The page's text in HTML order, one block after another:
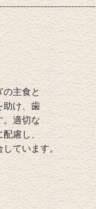
主食と
助け、歯
。適切な
慮し、
ています。